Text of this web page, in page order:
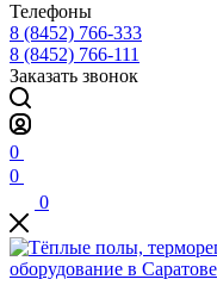
Телефоны
8 (8452) 766-333
8 (8452) 766-111
Заказать звонок
0
0
0